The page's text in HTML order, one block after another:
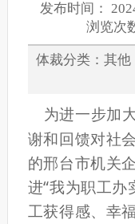
发布时间：
浏览次
体裁分类：其
为进一步加
谢和回馈对社
的邢台市机关
进“我为职工办
工获得感、幸